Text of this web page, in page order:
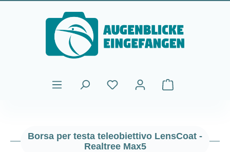
Passa al contenuto principale
Il carrello
Borsa per testa teleobiettivo LensCoat -
Realtree Max5